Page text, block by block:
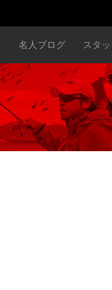
名人ブログ スタ